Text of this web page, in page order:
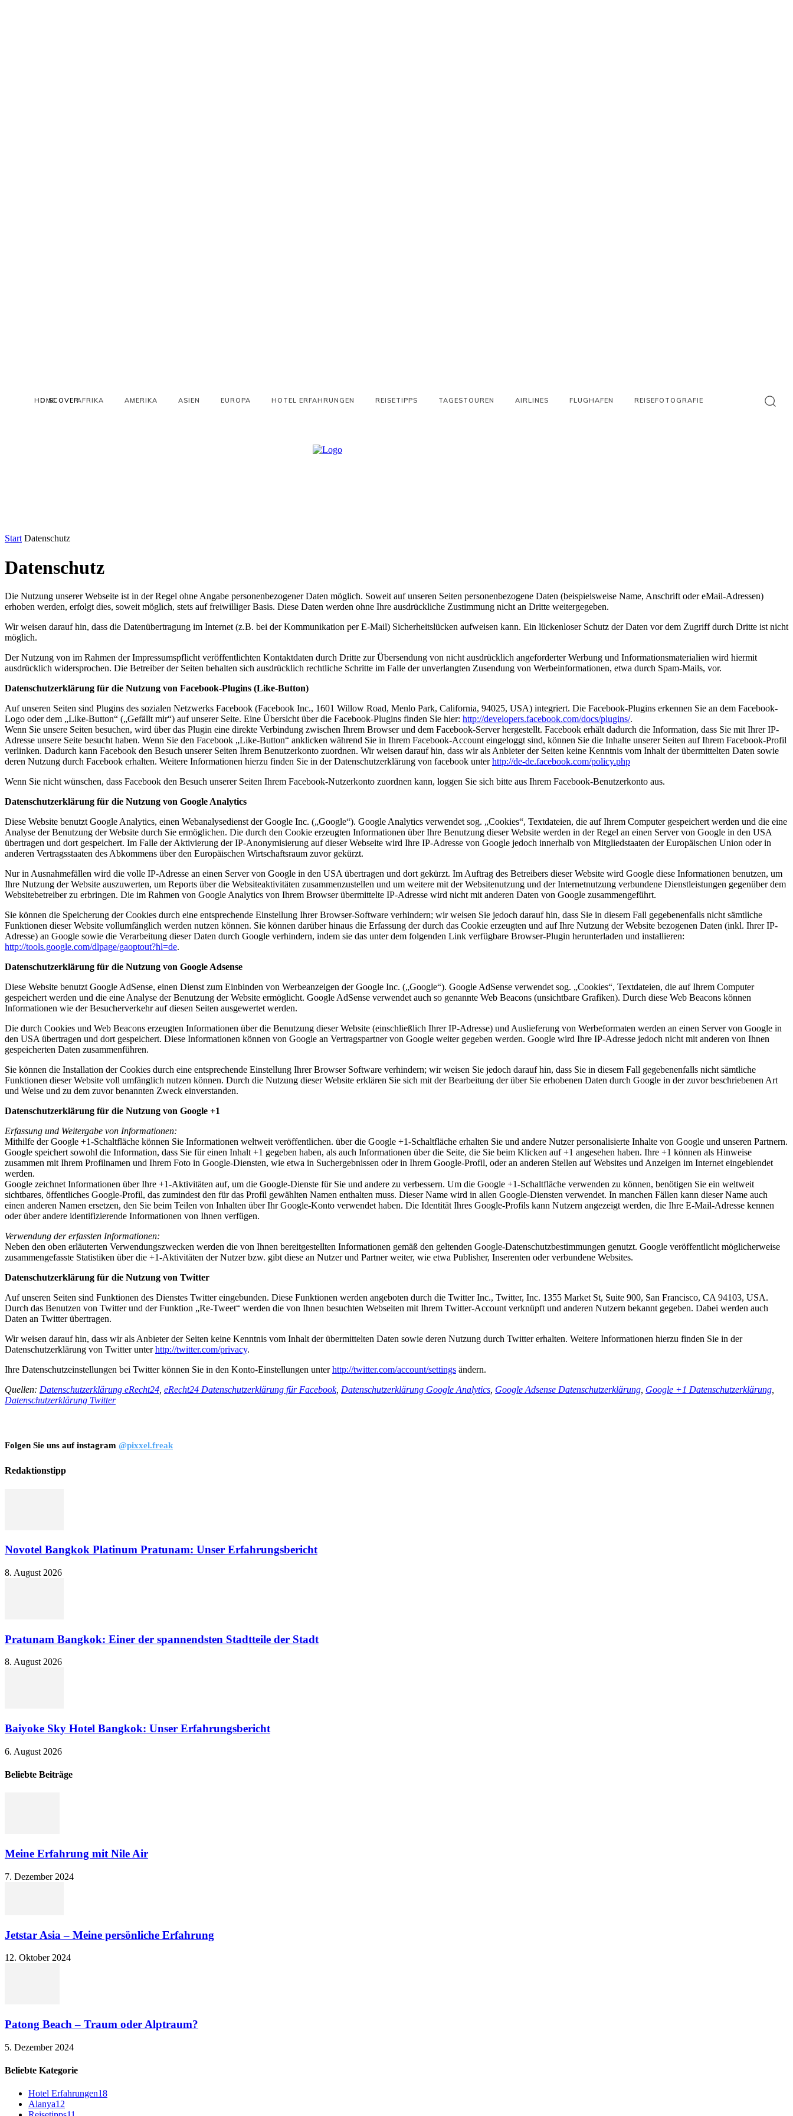
DISCOVER
HOME AFRIKA AMERIKA ASIEN EUROPA HOTEL ERFAHRUNGEN REISETIPPS TAGESTOUREN AIRLINES FLUGHAFEN REISEFOTOGRAFIE
Start Datenschutz
Datenschutz
Die Nutzung unserer Webseite ist in der Regel ohne Angabe personenbezogener Daten möglich. Soweit auf unseren Seiten personenbezogene Daten (beispielsweise Name, Anschrift oder eMail-Adressen)
erhoben werden, erfolgt dies, soweit möglich, stets auf freiwilliger Basis. Diese Daten werden ohne Ihre ausdrückliche Zustimmung nicht an Dritte weitergegeben.
Wir weisen darauf hin, dass die Datenübertragung im Internet (z.B. bei der Kommunikation per E-Mail) Sicherheitslücken aufweisen kann. Ein lückenloser Schutz der Daten vor dem Zugriff durch Dritte ist nicht
möglich.
Der Nutzung von im Rahmen der Impressumspflicht veröffentlichten Kontaktdaten durch Dritte zur Übersendung von nicht ausdrücklich angeforderter Werbung und Informationsmaterialien wird hiermit
ausdrücklich widersprochen. Die Betreiber der Seiten behalten sich ausdrücklich rechtliche Schritte im Falle der unverlangten Zusendung von Werbeinformationen, etwa durch Spam-Mails, vor.
Datenschutzerklärung für die Nutzung von Facebook-Plugins (Like-Button)
Auf unseren Seiten sind Plugins des sozialen Netzwerks Facebook (Facebook Inc., 1601 Willow Road, Menlo Park, California, 94025, USA) integriert. Die Facebook-Plugins erkennen Sie an dem Facebook-
Logo oder dem „Like-Button“ („Gefällt mir“) auf unserer Seite. Eine Übersicht über die Facebook-Plugins finden Sie hier: http://developers.facebook.com/docs/plugins/.
Wenn Sie unsere Seiten besuchen, wird über das Plugin eine direkte Verbindung zwischen Ihrem Browser und dem Facebook-Server hergestellt. Facebook erhält dadurch die Information, dass Sie mit Ihrer IP-
Adresse unsere Seite besucht haben. Wenn Sie den Facebook „Like-Button“ anklicken während Sie in Ihrem Facebook-Account eingeloggt sind, können Sie die Inhalte unserer Seiten auf Ihrem Facebook-Profil
verlinken. Dadurch kann Facebook den Besuch unserer Seiten Ihrem Benutzerkonto zuordnen. Wir weisen darauf hin, dass wir als Anbieter der Seiten keine Kenntnis vom Inhalt der übermittelten Daten sowie
deren Nutzung durch Facebook erhalten. Weitere Informationen hierzu finden Sie in der Datenschutzerklärung von facebook unterhttp://de-de.facebook.com/policy.php
Wenn Sie nicht wünschen, dass Facebook den Besuch unserer Seiten Ihrem Facebook-Nutzerkonto zuordnen kann, loggen Sie sich bitte aus Ihrem Facebook-Benutzerkonto aus.
Datenschutzerklärung für die Nutzung von Google Analytics
Diese Website benutzt Google Analytics, einen Webanalysedienst der Google Inc. („Google“). Google Analytics verwendet sog. „Cookies“, Textdateien, die auf Ihrem Computer gespeichert werden und die eine
Analyse der Benutzung der Website durch Sie ermöglichen. Die durch den Cookie erzeugten Informationen über Ihre Benutzung dieser Website werden in der Regel an einen Server von Google in den USA
übertragen und dort gespeichert. Im Falle der Aktivierung der IP-Anonymisierung auf dieser Webseite wird Ihre IP-Adresse von Google jedoch innerhalb von Mitgliedstaaten der Europäischen Union oder in
anderen Vertragsstaaten des Abkommens über den Europäischen Wirtschaftsraum zuvor gekürzt.
Nur in Ausnahmefällen wird die volle IP-Adresse an einen Server von Google in den USA übertragen und dort gekürzt. Im Auftrag des Betreibers dieser Website wird Google diese Informationen benutzen, um
Ihre Nutzung der Website auszuwerten, um Reports über die Websiteaktivitäten zusammenzustellen und um weitere mit der Websitenutzung und der Internetnutzung verbundene Dienstleistungen gegenüber dem
Websitebetreiber zu erbringen. Die im Rahmen von Google Analytics von Ihrem Browser übermittelte IP-Adresse wird nicht mit anderen Daten von Google zusammengeführt.
Sie können die Speicherung der Cookies durch eine entsprechende Einstellung Ihrer Browser-Software verhindern; wir weisen Sie jedoch darauf hin, dass Sie in diesem Fall gegebenenfalls nicht sämtliche
Funktionen dieser Website vollumfänglich werden nutzen können. Sie können darüber hinaus die Erfassung der durch das Cookie erzeugten und auf Ihre Nutzung der Website bezogenen Daten (inkl. Ihrer IP-
Adresse) an Google sowie die Verarbeitung dieser Daten durch Google verhindern, indem sie das unter dem folgenden Link verfügbare Browser-Plugin herunterladen und installieren:
http://tools.google.com/dlpage/gaoptout?hl=de.
Datenschutzerklärung für die Nutzung von Google Adsense
Diese Website benutzt Google AdSense, einen Dienst zum Einbinden von Werbeanzeigen der Google Inc. („Google“). Google AdSense verwendet sog. „Cookies“, Textdateien, die auf Ihrem Computer
gespeichert werden und die eine Analyse der Benutzung der Website ermöglicht. Google AdSense verwendet auch so genannte Web Beacons (unsichtbare Grafiken). Durch diese Web Beacons können
Informationen wie der Besucherverkehr auf diesen Seiten ausgewertet werden.
Die durch Cookies und Web Beacons erzeugten Informationen über die Benutzung dieser Website (einschließlich Ihrer IP-Adresse) und Auslieferung von Werbeformaten werden an einen Server von Google in
den USA übertragen und dort gespeichert. Diese Informationen können von Google an Vertragspartner von Google weiter gegeben werden. Google wird Ihre IP-Adresse jedoch nicht mit anderen von Ihnen
gespeicherten Daten zusammenführen.
Sie können die Installation der Cookies durch eine entsprechende Einstellung Ihrer Browser Software verhindern; wir weisen Sie jedoch darauf hin, dass Sie in diesem Fall gegebenenfalls nicht sämtliche
Funktionen dieser Website voll umfänglich nutzen können. Durch die Nutzung dieser Website erklären Sie sich mit der Bearbeitung der über Sie erhobenen Daten durch Google in der zuvor beschriebenen Art
und Weise und zu dem zuvor benannten Zweck einverstanden.
Datenschutzerklärung für die Nutzung von Google +1
Erfassung und Weitergabe von Informationen:
Mithilfe der Google +1-Schaltfläche können Sie Informationen weltweit veröffentlichen. über die Google +1-Schaltfläche erhalten Sie und andere Nutzer personalisierte Inhalte von Google und unseren Partnern.
Google speichert sowohl die Information, dass Sie für einen Inhalt +1 gegeben haben, als auch Informationen über die Seite, die Sie beim Klicken auf +1 angesehen haben. Ihre +1 können als Hinweise
zusammen mit Ihrem Profilnamen und Ihrem Foto in Google-Diensten, wie etwa in Suchergebnissen oder in Ihrem Google-Profil, oder an anderen Stellen auf Websites und Anzeigen im Internet eingeblendet
werden.
Google zeichnet Informationen über Ihre +1-Aktivitäten auf, um die Google-Dienste für Sie und andere zu verbessern. Um die Google +1-Schaltfläche verwenden zu können, benötigen Sie ein weltweit
sichtbares, öffentliches Google-Profil, das zumindest den für das Profil gewählten Namen enthalten muss. Dieser Name wird in allen Google-Diensten verwendet. In manchen Fällen kann dieser Name auch
einen anderen Namen ersetzen, den Sie beim Teilen von Inhalten über Ihr Google-Konto verwendet haben. Die Identität Ihres Google-Profils kann Nutzern angezeigt werden, die Ihre E-Mail-Adresse kennen
oder über andere identifizierende Informationen von Ihnen verfügen.
Verwendung der erfassten Informationen:
Neben den oben erläuterten Verwendungszwecken werden die von Ihnen bereitgestellten Informationen gemäß den geltenden Google-Datenschutzbestimmungen genutzt. Google veröffentlicht möglicherweise
zusammengefasste Statistiken über die +1-Aktivitäten der Nutzer bzw. gibt diese an Nutzer und Partner weiter, wie etwa Publisher, Inserenten oder verbundene Websites.
Datenschutzerklärung für die Nutzung von Twitter
Auf unseren Seiten sind Funktionen des Dienstes Twitter eingebunden. Diese Funktionen werden angeboten durch die Twitter Inc., Twitter, Inc. 1355 Market St, Suite 900, San Francisco, CA 94103, USA.
Durch das Benutzen von Twitter und der Funktion „Re-Tweet“ werden die von Ihnen besuchten Webseiten mit Ihrem Twitter-Account verknüpft und anderen Nutzern bekannt gegeben. Dabei werden auch
Daten an Twitter übertragen.
Wir weisen darauf hin, dass wir als Anbieter der Seiten keine Kenntnis vom Inhalt der übermittelten Daten sowie deren Nutzung durch Twitter erhalten. Weitere Informationen hierzu finden Sie in der
Datenschutzerklärung von Twitter unterhttp://twitter.com/privacy.
Ihre Datenschutzeinstellungen bei Twitter können Sie in den Konto-Einstellungen unterhttp://twitter.com/account/settings ändern.
Quellen: Datenschutzerklärung eRecht24 eRecht24 Datenschutzerklärung für Facebook, Datenschutzerklärung Google Analytics Google Adsense Datenschutzerklärung Google +1 Datenschutzerklärung
Datenschutzerklärung Twitter
Folgen Sie uns auf instagram @pixxel.freak
Redaktionstipp
Novotel Bangkok Platinum Pratunam: Unser Erfahrungsbericht
8. August 2026
Pratunam Bangkok: Einer der spannendsten Stadtteile der Stadt
8. August 2026
Baiyoke Sky Hotel Bangkok: Unser Erfahrungsbericht
6. August 2026
Beliebte Beiträge
Meine Erfahrung mit Nile Air
7. Dezember 2024
Jetstar Asia – Meine persönliche Erfahrung
12. Oktober 2024
Patong Beach – Traum oder Alptraum?
5. Dezember 2024
Beliebte Kategorie
Hotel Erfahrungen18
Alanya12